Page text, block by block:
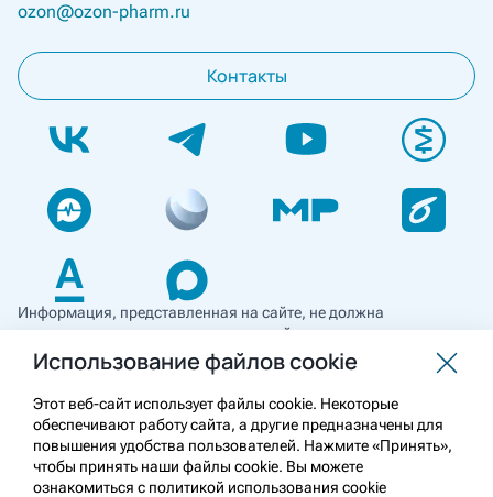
ozon@ozon-pharm.ru
Контакты
Информация, представленная на сайте, не должна
использоваться для самостоятельной диагностики и лечения
и не может служить заменой очной консультации врача. Перед
применением необходимо ознакомиться
с противопоказаниями препарата. Информация
о лекарственных средствах рецептурного отпуска
предназначена для медицинских и фармацевтических
работников.
Использование файлов cookie
Этот веб-сайт использует файлы cookie. Некоторые
обеспечивают работу сайта, а другие предназначены для
повышения удобства пользователей. Нажмите «Принять»,
чтобы принять наши файлы cookie. Вы можете
ознакомиться с политикой использования cookie